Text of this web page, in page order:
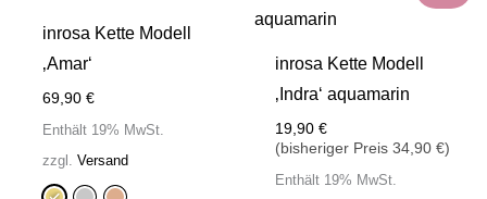
inrosa Kette Modell
‚Amar‘
69,90€
Enthält 19% MwSt.
zzgl.Versand
inrosa Kette Modell
‚Indra‘ aquamarin
19,90€
(bisheriger Preis34,90€)
Enthält 19% MwSt.